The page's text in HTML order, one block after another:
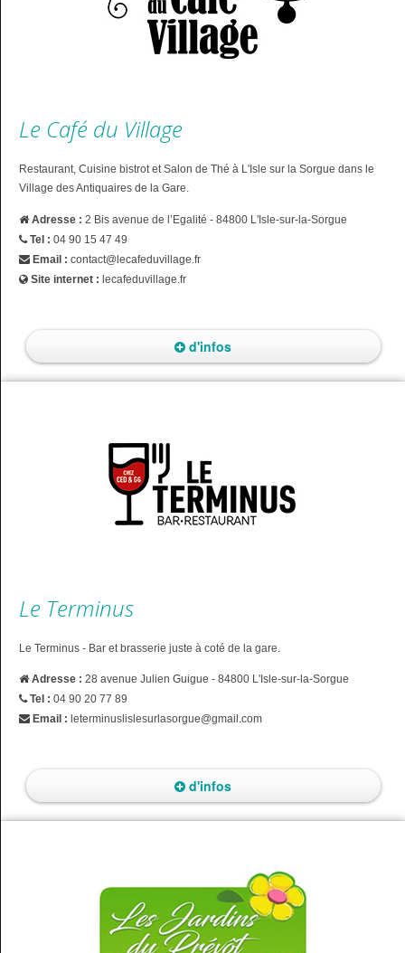
Le Café du Village
Restaurant, Cuisine bistrot et Salon de Thé à L'Isle sur la Sorgue dans le
Village des Antiquaires de la Gare.
Adresse : 2 Bis avenue de l’Egalité - 84800 L'Isle-sur-la-Sorgue
Tel : 04 90 15 47 49
Email : contact@lecafeduvillage.fr
Site internet : lecafeduvillage.fr
d'infos
Le Terminus
Le Terminus - Bar et brasserie juste à coté de la gare.
Adresse : 28 avenue Julien Guigue - 84800 L'Isle-sur-la-Sorgue
Tel : 04 90 20 77 89
Email : leterminuslislesurlasorgue@gmail.com
d'infos